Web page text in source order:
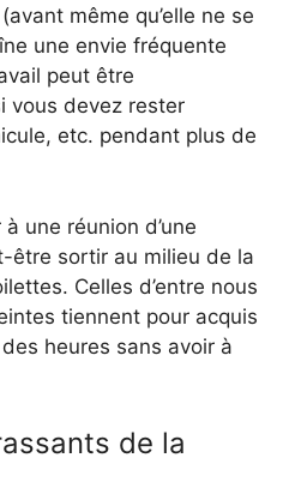
même qu’elle ne se
une envie fréquente
peut être
vous devez rester
etc. pendant plus de
une réunion d’une
être sortir au milieu de la
Celles d’entre nous
tiennent pour acquis
heures sans avoir à
de la